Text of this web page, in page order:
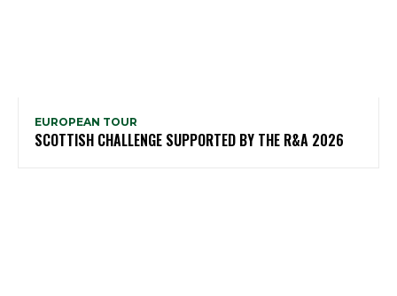
EUROPEAN TOUR
SCOTTISH CHALLENGE SUPPORTED BY THE R&A 2026